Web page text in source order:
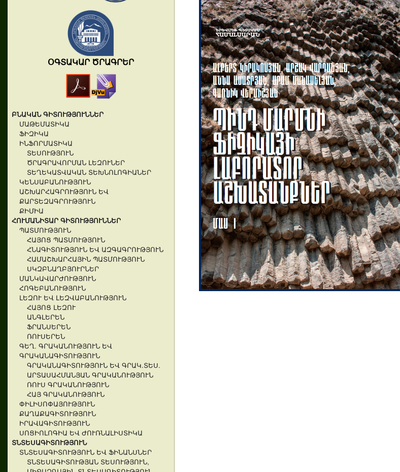
ՕԳՏԱԿԱՐ ԾՐԱԳՐԵՐ
ԲՆԱԿԱՆ ԳԻՏՈՒԹՅՈՒՆՆԵՐ
ՄԱԹԵՄԱՏԻԿԱ
ՖԻԶԻԿԱ
ԻՆՖՈՐՄԱՏԻԿԱ
ՏԵՍՈՒԹՅՈՒՆ
ԾՐԱԳՐԱՎՈՐՄԱՆ ԼԵԶՈՒՆԵՐ
ՏԵՂԵԿԱՏՎԱԿԱՆ ՏԵԽՆՈԼՈԳԻԱՆԵՐ
ԿԵՆՍԱԲԱՆՈՒԹՅՈՒՆ
ԱՇԽԱՐՀԱԳՐՈՒԹՅՈՒՆ ԵՎ
ՔԱՐՏԵԶԱԳՐՈՒԹՅՈՒՆ
ՔԻՄԻԱ
ՀՈՒՄԱՆԻՏԱՐ ԳԻՏՈՒԹՅՈՒՆՆԵՐ
ՊԱՏՄՈՒԹՅՈՒՆ
ՀԱՅՈՑ ՊԱՏՄՈՒԹՅՈՒՆ
ՀՆԱԳԻՏՈՒԹՅՈՒՆ ԵՎ ԱԶԳԱԳՐՈՒԹՅՈՒՆ
ՀԱՄԱՇԽԱՐՀԱՅԻՆ ՊԱՏՄՈՒԹՅՈՒՆ
ՍԿԶԲՆԱՂԲՅՈՒՐՆԵՐ
ՄԱՆԿԱՎԱՐԺՈՒԹՅՈՒՆ
ՀՈԳԵԲԱՆՈՒԹՅՈՒՆ
ԼԵԶՈՒ ԵՎ ԼԵԶՎԱԲԱՆՈՒԹՅՈՒՆ
ՀԱՅՈՑ ԼԵԶՈՒ
ԱՆԳԼԵՐԵՆ
ՖՐԱՆՍԵՐԵՆ
ՌՈՒՍԵՐԵՆ
ԳԵՂ. ԳՐԱԿԱՆՈՒԹՅՈՒՆ ԵՎ
ԳՐԱԿԱՆԱԳԻՏՈՒԹՅՈՒՆ
ԳՐԱԿԱՆԱԳԻՏՈՒԹՅՈՒՆ ԵՎ ԳՐԱԿ.ՏԵՍ.
ԱՐՏԱՍԱՀՄԱՆՅԱՆ ԳՐԱԿԱՆՈՒԹՅՈՒՆ
ՌՈՒՍ ԳՐԱԿԱՆՈՒԹՅՈՒՆ
ՀԱՅ ԳՐԱԿԱՆՈՒԹՅՈՒՆ
ՓԻԼԻՍՈՓԱՅՈՒԹՅՈՒՆ
ՔԱՂԱՔԱԳԻՏՈՒԹՅՈՒՆ
ԻՐԱՎԱԳԻՏՈՒԹՅՈՒՆ
ՍՈՑԻՈԼՈԳԻԱ ԵՎ ԺՈՒՌՆԱԼԻՍՏԻԿԱ
ՏՆՏԵՍԱԳԻՏՈՒԹՅՈՒՆ
ՏՆՏԵՍԱԳԻՏՈՒԹՅՈՒՆ ԵՎ ՖԻՆԱՆՍՆԵՐ
ՏՆՏԵՍԱԳԻՏՈՒԹՅԱՆ ՏԵՍՈՒԹՅՈՒՆ,